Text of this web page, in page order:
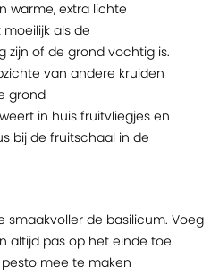
warme, extra lichte
als de
zijn of de grond vochtig is.
van andere kruiden
grond
in huis fruitvliegjes en
bij de fruitschaal in de
smaakvoller de basilicum. Voeg
altijd pas op het einde toe.
mee te maken